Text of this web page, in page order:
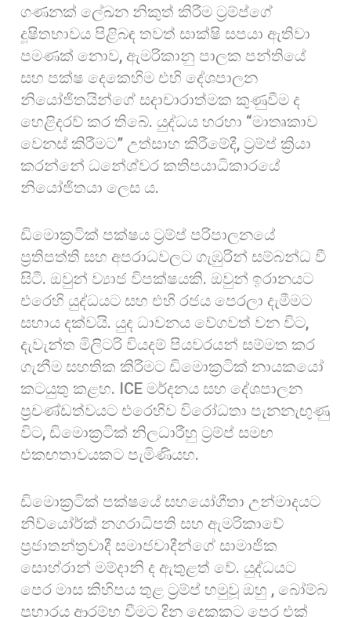
ගණනක් ලේඛන නිකුත් කිරීම ට්‍රම්ප්ගේ
දූෂිතභාවය පිළිබඳ තවත් සාක්ෂි සපයා ඇතිවා
පමණක් නොව, ඇමරිකානු පාලක පන්තියේ
සහ පක්ෂ දෙකෙහිම එහි දේශපාලන
නියෝජිතයින්ගේ සදාචාරාත්මක කුණුවීම ද
හෙළිදරව් කර තිබේ. යුද්ධය හරහා “මාතෘකාව
වෙනස් කිරීමට” උත්සාහ කිරීමේදී, ට්‍රම්ප් ක්‍රියා
කරන්නේ ධනේශ්වර කතිපයාධිකාරයේ
නියෝජිතයා ලෙස ය.
ඩිමොක්‍රටික් පක්ෂය ට්‍රම්ප් පරිපාලනයේ
ප්‍රතිපත්ති සහ අපරාධවලට ගැඹුරින් සම්බන්ධ වී
සිටී. ඔවුන් ව්‍යාජ විපක්ෂයකි. ඔවුන් ඉරානයට
එරෙහි යුද්ධයට සහ එහි රජය පෙරලා දැමීමට
සහාය දක්වයි. යුද ධාවනය වේගවත් වන විට,
දැවැන්ත මිලිටරි වියදම් පියවරයන් සම්මත කර
ගැනීම සහතික කිරීමට ඩිමොක්‍රටික් නායකයෝ
කටයුතු කළහ. ICE මර්දනය සහ දේශපාලන
ප්‍රචණ්ඩත්වයට එරෙහිව විරෝධතා පැනනැඟුණු
විට, ඩිමොක්‍රටික් නිලධාරීහු ට්‍රම්ප් සමඟ
එකඟතාවයකට පැමිණියහ.
ඩිමොක්‍රටික් පක්ෂයේ සහයෝගීතා උන්මාදයට
නිව්යෝර්ක් නගරාධිපති සහ ඇමරිකාවේ
ප්‍රජාතන්ත්‍රවාදී සමාජවාදීන්ගේ සාමාජික
සොහ්රාන් මම්දානි ද ඇතුළත් වේ. යුද්ධයට
පෙර මාස කිහිපය තුළ ට්‍රම්ප් හමුවූ ඔහු , බෝම්බ
ප්‍රහාරය ආරම්භ වීමට දින දෙකකට පෙර එක්